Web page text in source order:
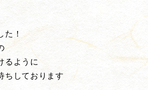
た！
るように
ちしております